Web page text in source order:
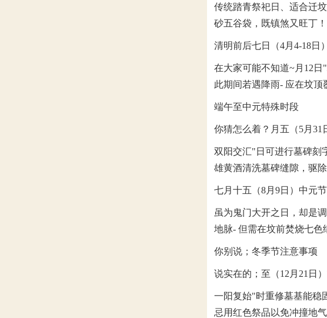
传统踏青祭祀日、适合迁
砂五谷袋，既镇煞又旺丁！
清明前后七日（4月4-18日）
在大家可能不知道~月12日
此期间若遇降雨- 应在坟顶
端午至中元特殊时段
你猜怎么着？月五（5月31
双阳交汇"日可进行墓碑刻
雄黄酒清洗墓碑缝隙，驱
七月十五（8月9日）中元节
虽为鬼门大开之日，却是
地脉- 但需在坟前焚烧七色
你别说；冬季节注意事项
说实在的；至（12月21日
一阳复始"时重修墓基能稳
忌用红色祭品以免冲撞地气